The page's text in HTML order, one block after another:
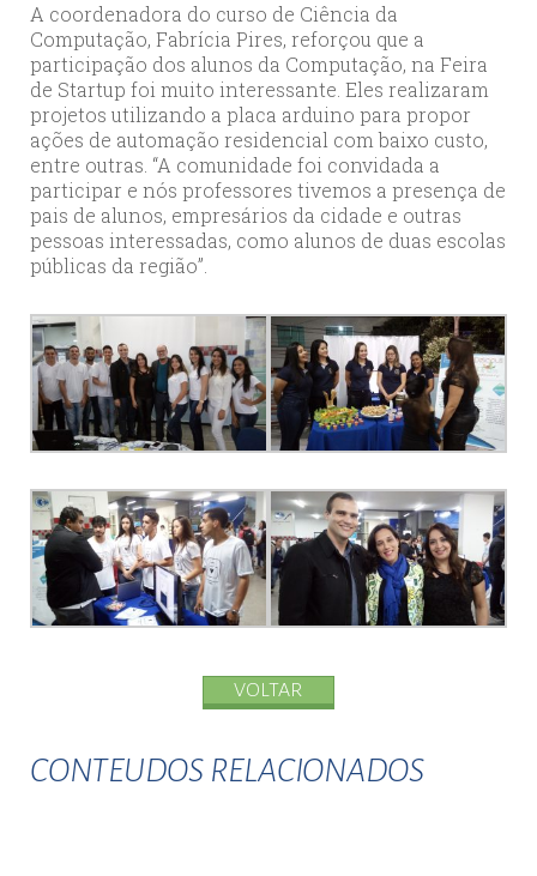
A coordenadora do curso de Ciência da
Computação, Fabrícia Pires, reforçou que a
participação dos alunos da Computação, na Feira
de Startup foi muito interessante. Eles realizaram
projetos utilizando a placa arduino para propor
ações de automação residencial com baixo custo,
entre outras. “A comunidade foi convidada a
participar e nós professores tivemos a presença de
pais de alunos, empresários da cidade e outras
pessoas interessadas, como alunos de duas escolas
públicas da região”.
VOLTAR
CONTEUDOS RELACIONADOS